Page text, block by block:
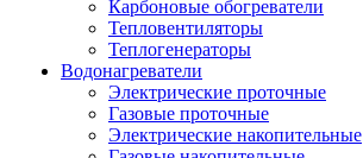
Карбоновые обогреватели
Тепловентиляторы
Теплогенераторы
Водонагреватели
Электрические проточные
Газовые проточные
Электрические накопительные